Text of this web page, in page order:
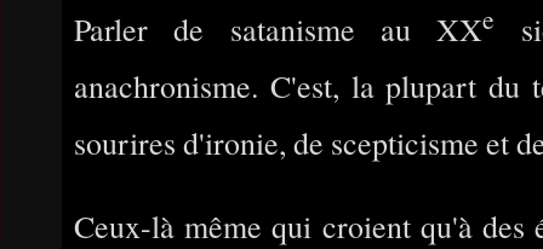
Parler de satanisme au XXe
anachronisme. C'est, la plupart du
sourires d'ironie, de scepticisme et
Ceux-là même qui croient qu'à des